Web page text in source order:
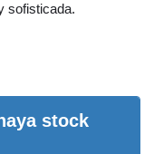
sofisticada.
stock